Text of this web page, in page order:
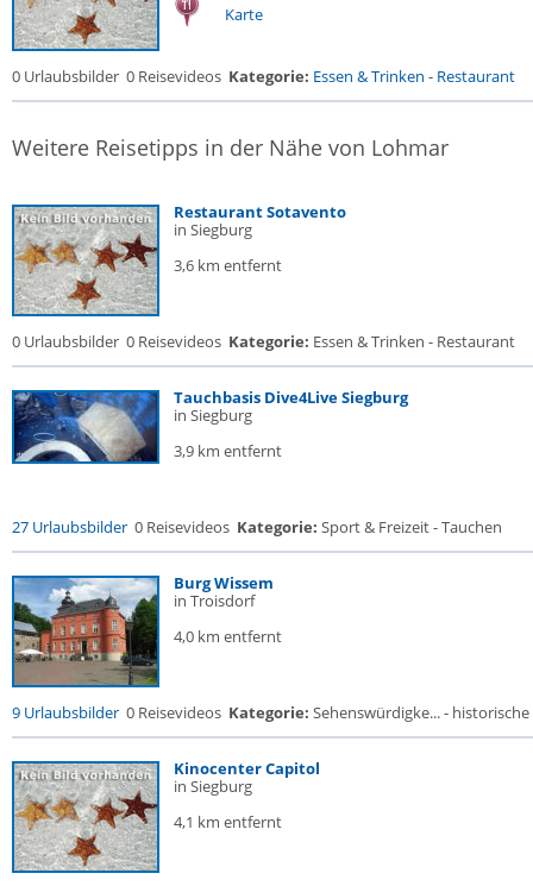
Karte
0 Urlaubsbilder 0 Reisevideos Kategorie: Essen & Trinken - Restaurant
Weitere Reisetipps in der Nähe von Lohmar
Restaurant Sotavento
in Siegburg
3,6 km entfernt
0 Urlaubsbilder 0 Reisevideos Kategorie: Essen & Trinken - Restaurant
Tauchbasis Dive4Live Siegburg
in Siegburg
3,9 km entfernt
27 Urlaubsbilder 0 Reisevideos Kategorie: Sport & Freizeit - Tauchen
Burg Wissem
in Troisdorf
4,0 km entfernt
9 Urlaubsbilder 0 Reisevideos Kategorie: Sehenswürdigke... - historische
Kinocenter Capitol
in Siegburg
4,1 km entfernt